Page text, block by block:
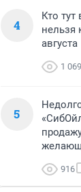
4
Кто
нельзя
августа
1 069
5
916